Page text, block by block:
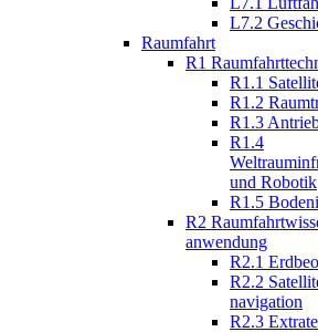
L7.2
Raumfahrt
R1
R1.1
R1.2
R1.3
R1.4
und Robotik
R1.5
R2
anwendung
R2.1
R2.2
navigation
R2.3